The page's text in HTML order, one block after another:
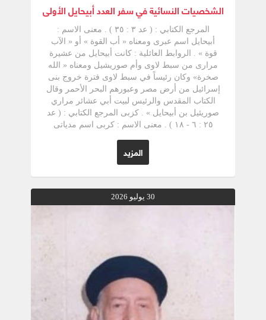
الشخصيات النسائية في سفر العدد أبيحايل الأولى
المرجع الكتابي : ( عد ٣ : ٣٥ ) . معنى الاسم :
أبيحايل اسم عبرى ومعناه « أب القوة » أو « الآب
قوة » . الروابط العائلية : كانت أبيحايل من عشيرة
مرارى من سبط لاوى وأم صوريشيل ومعناه « الله
صخرة» وكان رئيساً في سبط لاوى فترة خروج بنى
إسرائيل من أرض مصر وعبورهم البحر الأحمر وقال
الكتاب المقدس والرئيس لبيت أبي عشائر مراري
صوريئيل بن أبيحايل » . کزبی المرجع الكتابي : ( عد
٢٥ : ٦ - ١٨ ) . معنى الاسم : کربی اسم مدیاتی
قبائل بيت آب في مديان ومعنى اسمها في الترجمة
العبرية التي تسمت به هو الكذب. ويتطابق اسمها مع
الاسم تعبيراً عن خداع الله لهما بإنجاب البنت بدل
الولد . سيرتها : كانت كربي من أميرات المديانيين
إسرائيل فقال موسى القضاة إسرائيل « إقتلوا كل
واحد قومه المتعلقين ببعل فغور وإذا برجل من بني
إسرائيل اسمه زمرىی بن سالو رئيس بيت آب من
الشمعونيين دخل أمام الجماعة إلى القبة مع زوجته
كزبي فأخذ فينحاس بن العاذار بن هرون رمحاً بيده
وطعن الرجل الإسرائيلي وكزبي في بطنها فرجع
المزيد
30 يوليو 2026